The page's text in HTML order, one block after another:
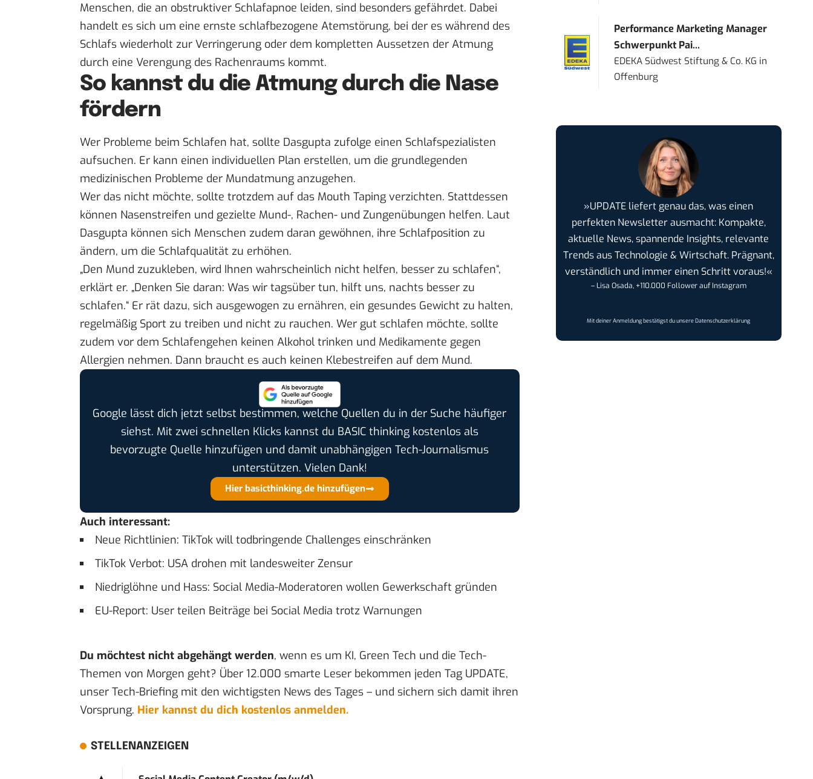
Menschen, die an obstruktiver Schlafapnoe leiden, sind besonders gefährdet. Dabei
handelt es sich um eine ernste schlafbezogene Atemstörung, bei der es während des
Schlafs wiederholt zur Verringerung oder dem kompletten Aussetzen der Atmung
durch eine Verengung des Rachenraums kommt.
So kannst du die Atmung durch die Nase
fördern
Wer Probleme beim Schlafen hat, sollte Dasgupta zufolge einen Schlafspezialisten
aufsuchen. Er kann einen individuellen Plan erstellen, um die grundlegenden
medizinischen Probleme der Mundatmung anzugehen.
Wer das nicht möchte, sollte trotzdem auf das Mouth Taping verzichten. Stattdessen
können Nasenstreifen und gezielte Mund-, Rachen- und Zungenübungen helfen. Laut
Dasgupta können sich Menschen zudem daran gewöhnen, ihre Schlafposition zu
ändern, um die Schlafqualität zu erhöhen.
„Den Mund zuzukleben, wird Ihnen wahrscheinlich nicht helfen, besser zu schlafen“,
erklärt er. „Denken Sie daran: Was wir tagsüber tun, hilft uns, nachts besser zu
schlafen.“ Er rät dazu, sich ausgewogen zu ernähren, ein gesundes Gewicht zu halten,
regelmäßig Sport zu treiben und nicht zu rauchen. Wer gut schlafen möchte, sollte
zudem vor dem Schlafengehen keinen Alkohol trinken und Medikamente gegen
Allergien nehmen. Dann braucht es auch keinen Klebestreifen auf dem Mund.
Google lässt dich jetzt selbst bestimmen, welche Quellen du in der Suche häufiger
siehst. Mit zwei schnellen Klicks kannst du BASIC thinking kostenlos als
bevorzugte Quelle hinzufügen und damit unabhängigen Tech-Journalismus
unterstützen. Vielen Dank!
Hier basicthinking.de hinzufügen
Auch interessant:
Neue Richtlinien: TikTok will todbringende Challenges einschränken
TikTok Verbot: USA drohen mit landesweiter Zensur
Niedriglöhne und Hass: Social Media-Moderatoren wollen Gewerkschaft gründen
EU-Report: User teilen Beiträge bei Social Media trotz Warnungen
Du möchtest nicht abgehängt werden, wenn es um KI, Green Tech und die Tech-
Themen von Morgen geht? Über 12.000 smarte Leser bekommen jeden Tag UPDATE,
unser Tech-Briefing mit den wichtigsten News des Tages – und sichern sich damit ihren
Vorsprung. Hier kannst du dich kostenlos anmelden.
STELLENANZEIGEN
Performance Marketing Manager
Schwerpunkt Pai...
EDEKA Südwest Stiftung & Co. KG in
Offenburg
»UPDATE liefert genau das, was einen
perfekten Newsletter ausmacht: Kompakte,
aktuelle News, spannende Insights, relevante
Trends aus Technologie & Wirtschaft. Prägnant,
verständlich und immer einen Schritt voraus!«
– Lisa Osada, +110.000 Follower auf Instagram
Mit deiner Anmeldung bestätigst du unsereDatenschutzerklärung